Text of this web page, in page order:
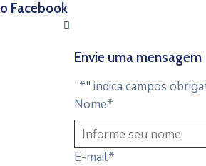
Facebook
Envie uma mensagem
"*" indica campos
Nome*
E-mail*